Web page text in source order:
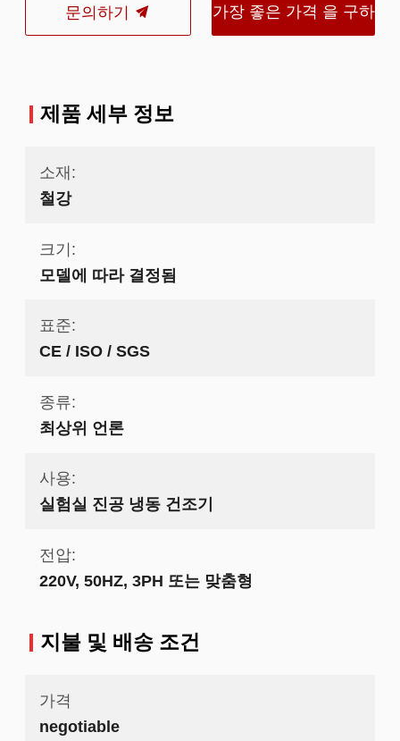
문의하기 가장 좋은 가격 을 구하
제품 세부 정보
소재:
철강
크기:
모델에 따라 결정됨
표준:
CE / ISO / SGS
종류:
최상위 언론
사용:
실험실 진공 냉동 건조기
전압:
220V, 50HZ, 3PH 또는 맞춤형
지불 및 배송 조건
가격
negotiable